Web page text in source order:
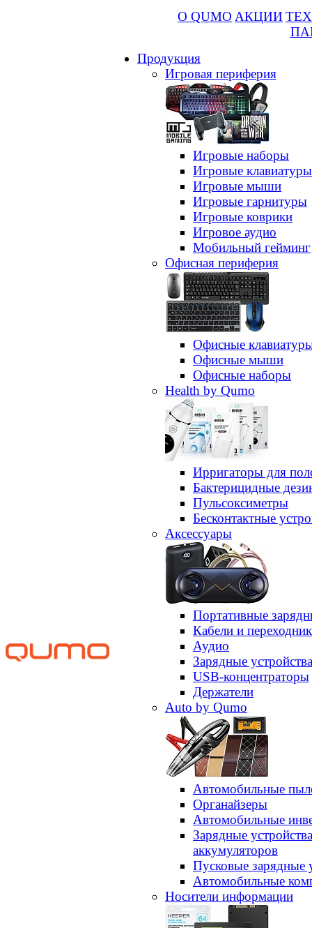
О QUMO АКЦИИ
Продукция
Игровая периферия
Игровые наборы
Игровые клавиатуры
Игровые мыши
Игровые гарнитуры
Игровые коврики
Игровое аудио
Мобильный гейминг
Офисная периферия
Офисные
Офисные мыши
Офисные наборы
Health by Qumo
Ирригаторы для
Бактерицидные
Пульсоксиметры
Бесконтактные
Аксессуары
Портативные
Кабели и
Аудио
Зарядные устройства
USB-концентраторы
Держатели
Auto by Qumo
Автомобильные
Органайзеры
Автомобильные
Зарядные
аккумуляторов
Пусковые зарядные
Автомобильные
Носители информации